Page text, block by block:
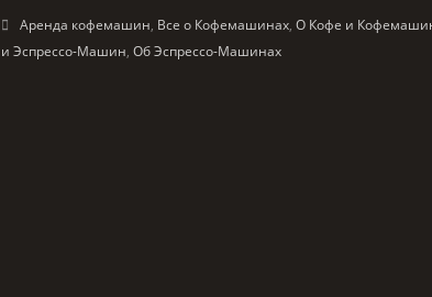
Аренда кофемашин, Все о Кофемашинах,О Кофе и
и Эспрессо-Машин,Об Эспрессо-Машинах